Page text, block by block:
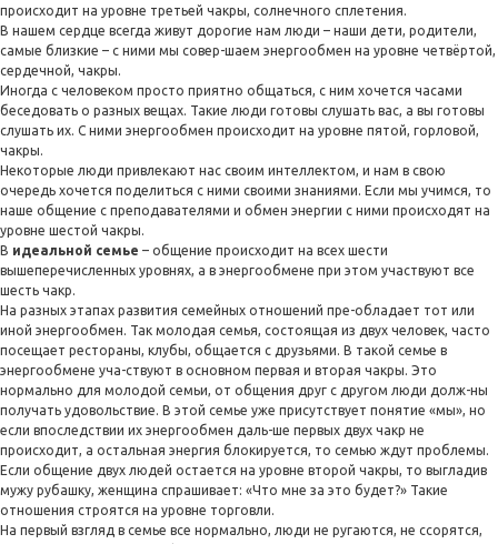
происходит на уровне третьей чакры, солнечного сплетения.
В нашем сердце всегда живут дорогие нам люди – наши дети, родители,
самые близкие – с ними мы совер-шаем энергообмен на уровне четвёртой,
сердечной, чакры.
Иногда с человеком просто приятно общаться, с ним хочется часами
беседовать о разных вещах. Такие люди готовы слушать вас, а вы готовы
слушать их. С ними энергообмен происходит на уровне пятой, горловой,
чакры.
Некоторые люди привлекают нас своим интеллектом, и нам в свою
очередь хочется поделиться с ними своими знаниями. Если мы учимся, то
наше общение с преподавателями и обмен энергии с ними происходят на
уровне шестой чакры.
В идеальной семье – общение происходит на всех шести
вышеперечисленных уровнях, а в энергообмене при этом участвуют все
шесть чакр.
На разных этапах развития семейных отношений пре-обладает тот или
иной энергообмен. Так молодая семья, состоящая из двух человек, часто
посещает рестораны, клубы, общается с друзьями. В такой семье в
энергообмене уча-ствуют в основном первая и вторая чакры. Это
нормально для молодой семьи, от общения друг с другом люди долж-ны
получать удовольствие. В этой семье уже присутствует понятие «мы», но
если впоследствии их энергообмен даль-ше первых двух чакр не
происходит, а остальная энергия блокируется, то семью ждут проблемы.
Если общение двух людей остается на уровне второй чакры, то выгладив
мужу рубашку, женщина спрашивает: «Что мне за это будет?» Такие
отношения строятся на уровне торговли.
На первый взгляд в семье все нормально, люди не ругаются, не ссорятся,